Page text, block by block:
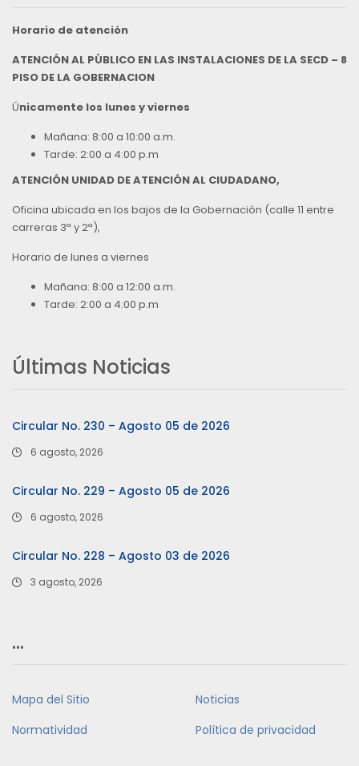
Horario de atención
ATENCIÓN AL PÚBLICO EN LAS INSTALACIONES DE LA SECD – 8
PISO DE LA GOBERNACION
Únicamente los lunes y viernes
Mañana: 8:00 a 10:00 a.m.
Tarde: 2:00 a 4:00 p.m
ATENCIÓN UNIDAD DE ATENCIÓN AL CIUDADANO,
Oficina ubicada en los bajos de la Gobernación (calle 11 entre
carreras 3ª y 2ª),
Horario de lunes a viernes
Mañana: 8:00 a 12:00 a.m.
Tarde: 2:00 a 4:00 p.m
Últimas Noticias
Circular No. 230 – Agosto 05 de 2026
6 agosto, 2026
Circular No. 229 – Agosto 05 de 2026
6 agosto, 2026
Circular No. 228 – Agosto 03 de 2026
3 agosto, 2026
…
Mapa del Sitio
Noticias
Normatividad
Política de privacidad